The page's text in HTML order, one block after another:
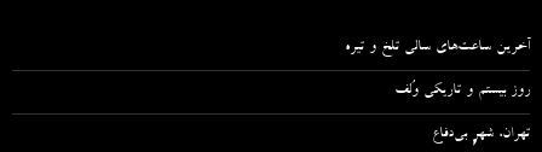
آخرین ساعت‌های سالی تلخ و تیره
روز بیستم و تاریکی وُلف
تهران، شهرِ بی‌دفاع